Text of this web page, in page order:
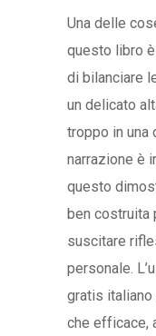
Una delle
questo libro
di bilanciare
un delicato
troppo in una
narrazione è
questo
ben costruita
suscitare
personale.
gratis
che efficace,